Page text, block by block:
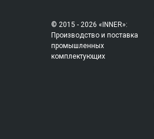
© 2015 - 2026 «INNER»:
Производство и поставка
промышленных
комплектующих